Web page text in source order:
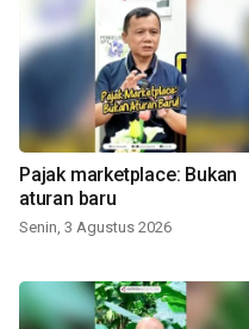
Pajak marketplace: Bukan
aturan baru
Senin, 3 Agustus 2026